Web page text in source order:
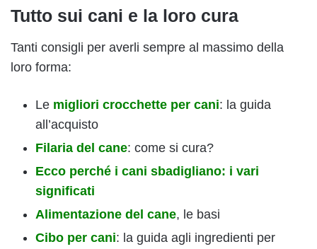
Tutto sui cani e la loro cura
Tanti consigli per averli sempre al massimo della
loro forma:
Le migliori crocchette per cani: la guida
all’acquisto
Filaria del cane: come si cura?
Ecco perché i cani sbadigliano: i vari
significati
Alimentazione del cane, le basi
Cibo per cani: la guida agli ingredienti per